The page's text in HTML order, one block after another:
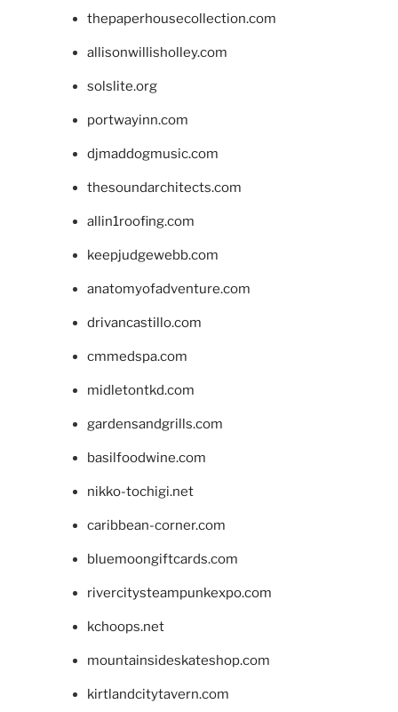
thepaperhousecollection.com
allisonwillisholley.com
solslite.org
portwayinn.com
djmaddogmusic.com
thesoundarchitects.com
allin1roofing.com
keepjudgewebb.com
anatomyofadventure.com
drivancastillo.com
cmmedspa.com
midletontkd.com
gardensandgrills.com
basilfoodwine.com
nikko-tochigi.net
caribbean-corner.com
bluemoongiftcards.com
rivercitysteampunkexpo.com
kchoops.net
mountainsideskateshop.com
kirtlandcitytavern.com